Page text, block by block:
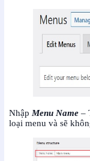
Nhập Menu Name –
loại menu và sẽ